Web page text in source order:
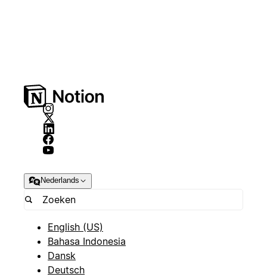
Nederlands
English (US)
Bahasa Indonesia
Dansk
Deutsch